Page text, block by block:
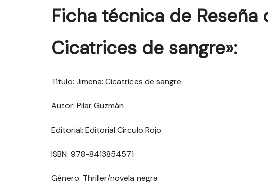
Ficha técnica de Reseña
Cicatrices de sangre»:
Título: Jimena: Cicatrices de sangre
Autor: Pilar Guzmán
Editorial: Editorial Círculo Rojo
ISBN: 978-8413854571
Género: Thriller/novela negra